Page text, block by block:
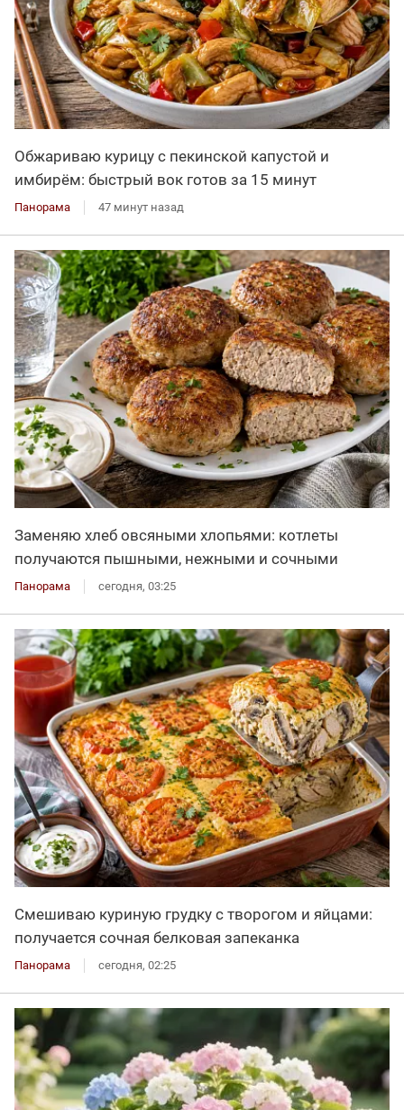
Обжариваю курицу с пекинской капустой и
имбирём: быстрый вок готов за 15 минут
Панорама 47 минут назад
Заменяю хлеб овсяными хлопьями: котлеты
получаются пышными, нежными и сочными
Панорама сегодня, 03:25
Смешиваю куриную грудку с творогом и яйцами:
получается сочная белковая запеканка
Панорама сегодня, 02:25